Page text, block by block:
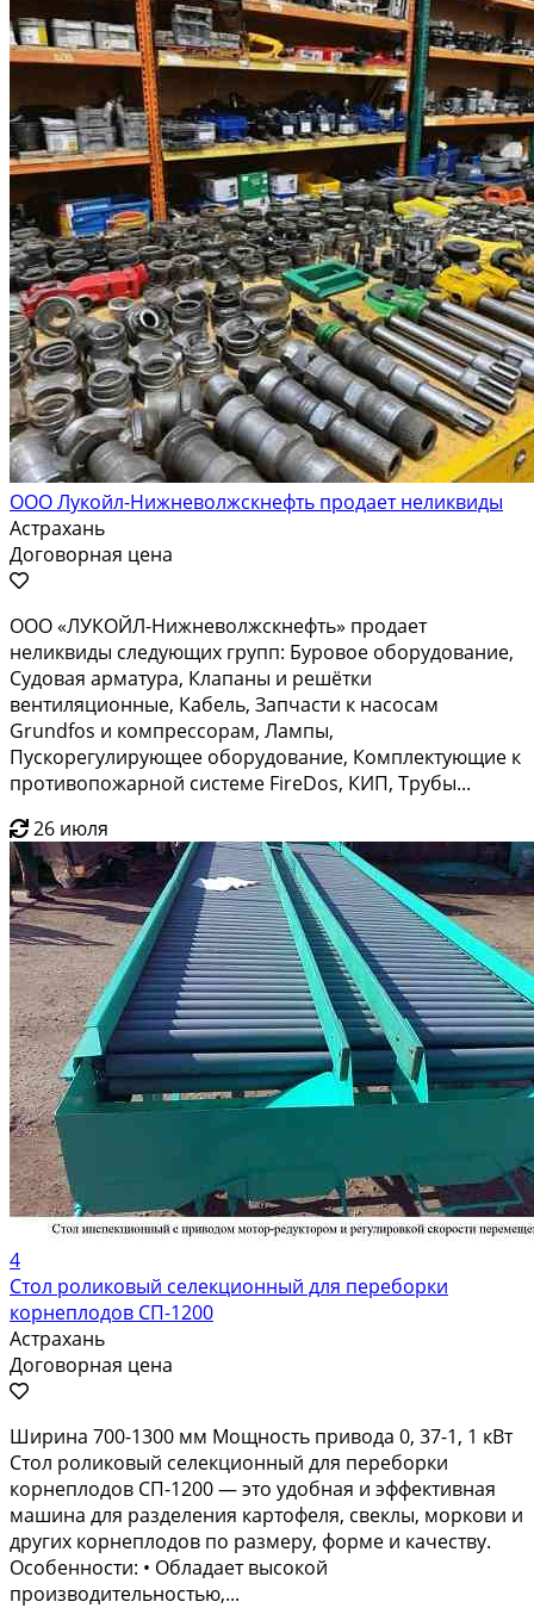
ООО Лукойл-Нижневолжскнефть продает неликвиды
Астрахань
Договорная цена
ООО «ЛУКОЙЛ-Нижневолжскнефть» продает
неликвиды следующих групп: Буровое оборудование,
Судовая арматура, Клапаны и решётки
вентиляционные, Кабель, Запчасти к насосам
Grundfos и компрессорам, Лампы,
Пускорегулирующее оборудование, Комплектующие к
противопожарной системе FireDos, КИП, Трубы...
26 июля
4
Стол роликовый селекционный для переборки
корнеплодов СП-1200
Астрахань
Договорная цена
Ширина 700-1300 мм Мощность привода 0, 37-1, 1 кВт
Стол роликовый селекционный для переборки
корнеплодов СП-1200 — это удобная и эффективная
машина для разделения картофеля, свеклы, моркови и
других корнеплодов по размеру, форме и качеству.
Особенности: • Обладает высокой
производительностью,...